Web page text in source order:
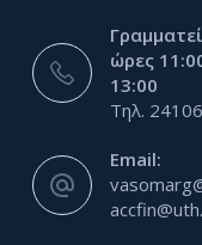
ώρες
13:00
Τηλ.
Email: